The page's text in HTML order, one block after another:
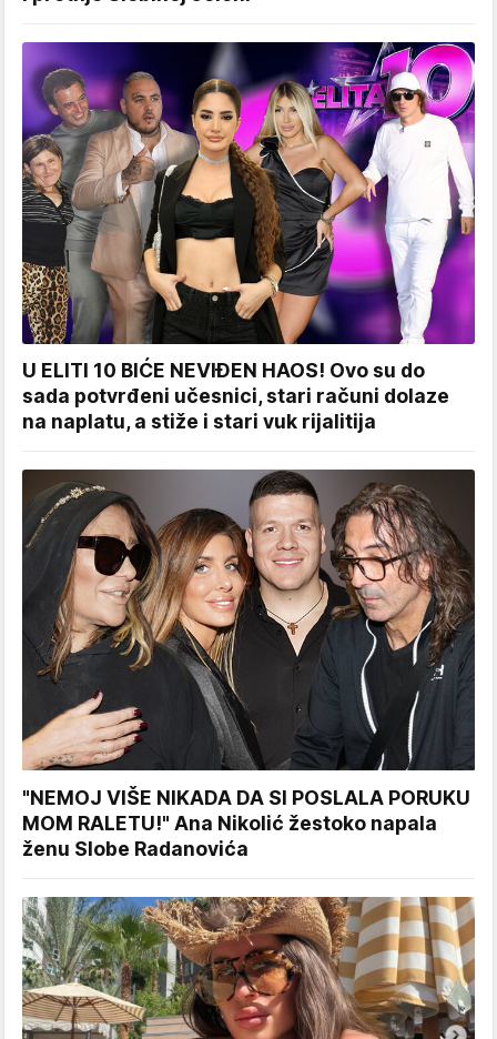
U ELITI 10 BIĆE NEVIĐEN HAOS! Ovo su do
sada potvrđeni učesnici, stari računi dolaze
na naplatu, a stiže i stari vuk rijalitija
"NEMOJ VIŠE NIKADA DA SI POSLALA PORUKU
MOM RALETU!" Ana Nikolić žestoko napala
ženu Slobe Radanovića